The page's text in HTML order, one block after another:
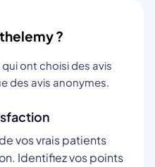
?
ont choisi des avis
des avis anonymes.
vos vrais patients
Identifiez vos points